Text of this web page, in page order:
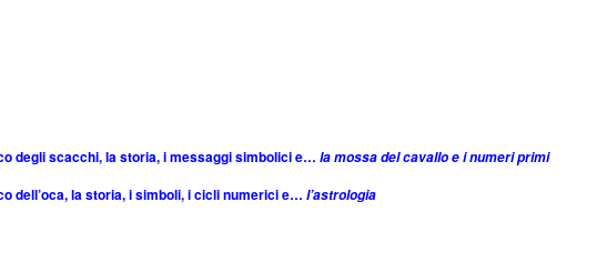
degli scacchi, la storia, i messaggi simbolici e… la mossa del cavallo e i numeri primi
dell’oca, la storia, i simboli, i cicli numerici e… l’astrologia